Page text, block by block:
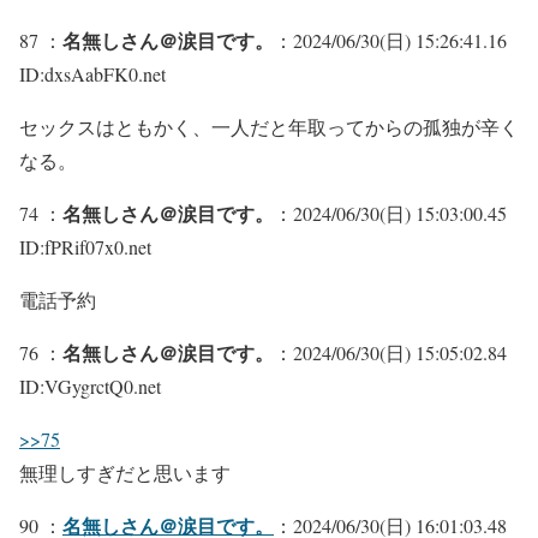
87 ： 名無しさん＠涙目です。
：2024/06/30(日) 15:26:41.16
ID:dxsAabFK0.net
セックスはともかく、一人だと年取ってからの孤独が辛く
なる。
74 ： 名無しさん＠涙目です。
：2024/06/30(日) 15:03:00.45
ID:fPRif07x0.net
電話予約
76 ： 名無しさん＠涙目です。
：2024/06/30(日) 15:05:02.84
ID:VGygrctQ0.net
>>75
無理しすぎだと思います
90 ： 名無しさん＠涙目です。 ：2024/06/30(日) 16:01:03.48